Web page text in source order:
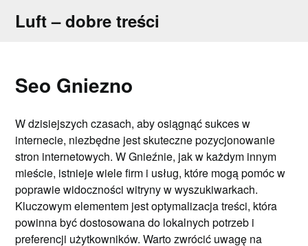
Luft – dobre treści
Seo Gniezno
W dzisiejszych czasach, aby osiągnąć sukces w
internecie, niezbędne jest skuteczne pozycjonowanie
stron internetowych. W Gnieźnie, jak w każdym innym
mieście, istnieje wiele firm i usług, które mogą pomóc w
poprawie widoczności witryny w wyszukiwarkach.
Kluczowym elementem jest optymalizacja treści, która
powinna być dostosowana do lokalnych potrzeb i
preferencji użytkowników. Warto zwrócić uwagę na